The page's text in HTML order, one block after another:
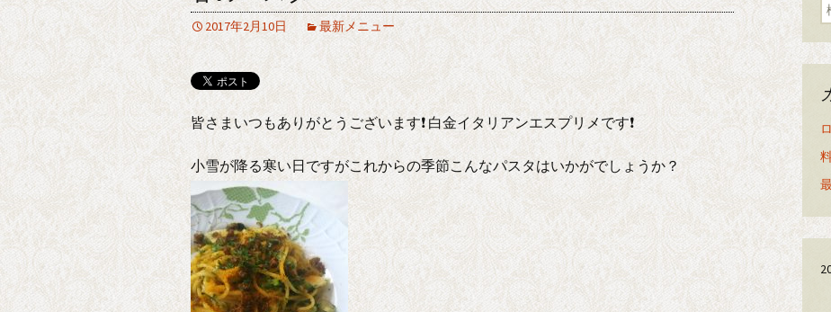
2017年2月10日 最新メニュー
皆さまいつもありがとうございます❗ 白金イタリアンエスプリメです❗
小雪が降る寒い日ですがこれからの季節こんなパスタはいかがでしょうか？